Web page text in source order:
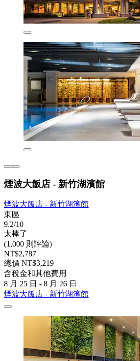
煙波大飯店 - 新竹湖濱館
煙波大飯店 - 新竹湖濱館
東區
9.2/10
太棒了
(1,000 則評論)
NT$2,787
總價 NT$3,219
含稅金和其他費用
8 月 25 日 - 8 月 26 日
煙波大飯店 - 新竹湖濱館